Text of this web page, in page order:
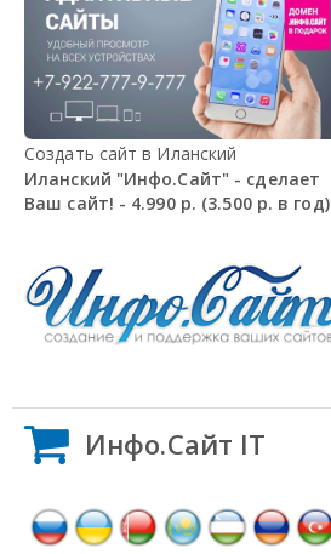
Создать сайт в Иланский
Иланский "Инфо.Сайт" - сделает
Ваш сайт! - 4.990 р. (3.500 р. в год)
Инфо.Сайт IT